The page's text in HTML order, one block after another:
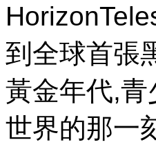
到全球首張
黃金年代,
世界的那一刻